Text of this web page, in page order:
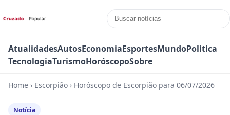
AtualidadesAutosEconomiaEsportesMundoPolitica
TecnologiaTurismoHoróscopoSobre
Home › Escorpião › Horóscopo de Escorpião para 06/07/2026
Notícia